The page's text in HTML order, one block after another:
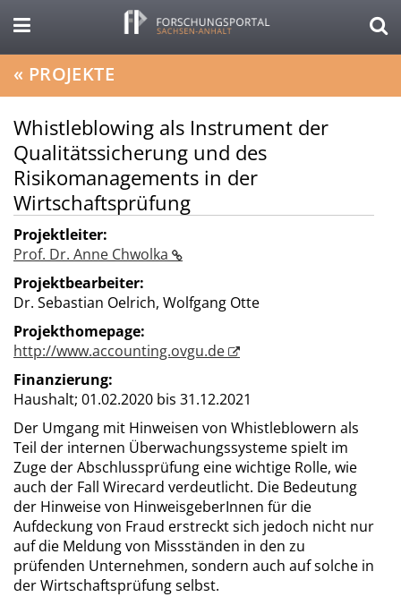
« PROJEKTE
Whistleblowing als Instrument der
Qualitätssicherung und des
Risikomanagements in der
Wirtschaftsprüfung
Projektleiter:
Prof. Dr. Anne Chwolka
Projektbearbeiter:
Dr. Sebastian Oelrich, Wolfgang Otte
Projekthomepage:
http://www.accounting.ovgu.de
Finanzierung:
Haushalt; 01.02.2020 bis 31.12.2021
Der Umgang mit Hinweisen von Whistleblowern als
Teil der internen Überwachungssysteme spielt im
Zuge der Abschlussprüfung eine wichtige Rolle, wie
auch der Fall Wirecard verdeutlicht. Die Bedeutung
der Hinweise von HinweisgeberInnen für die
Aufdeckung von Fraud erstreckt sich jedoch nicht nur
auf die Meldung von Missständen in den zu
prüfenden Unternehmen, sondern auch auf solche in
der Wirtschaftsprüfung selbst.